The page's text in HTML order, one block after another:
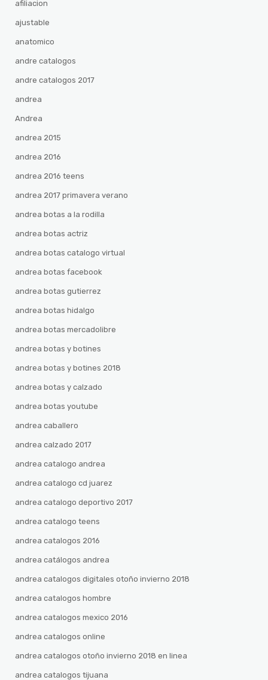
afiliacion
ajustable
anatomico
andre catalogos
andre catalogos 2017
andrea
Andrea
andrea 2015
andrea 2016
andrea 2016 teens
andrea 2017 primavera verano
andrea botas a la rodilla
andrea botas actriz
andrea botas catalogo virtual
andrea botas facebook
andrea botas gutierrez
andrea botas hidalgo
andrea botas mercadolibre
andrea botas y botines
andrea botas y botines 2018
andrea botas y calzado
andrea botas youtube
andrea caballero
andrea calzado 2017
andrea catalogo andrea
andrea catalogo cd juarez
andrea catalogo deportivo 2017
andrea catalogo teens
andrea catalogos 2016
andrea catálogos andrea
andrea catalogos digitales otoño invierno 2018
andrea catalogos hombre
andrea catalogos mexico 2016
andrea catalogos online
andrea catalogos otoño invierno 2018 en linea
andrea catalogos tijuana